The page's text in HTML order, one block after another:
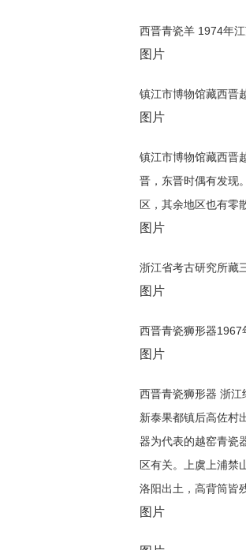
西晋青瓷羊 1974年
图片
镇江市博物馆藏西晋
图片
镇江市博物馆藏西晋
晋，东晋时偶有发现
区，其余地区也有零
图片
浙江省考古研究所藏
图片
西晋青瓷狮形器1967
图片
西晋青瓷狮形器 浙
新泰果都镇后高佐村
器为代表的越窑青瓷
区有关。上虞上浦禁
洛阳出土，高背筒皆
图片